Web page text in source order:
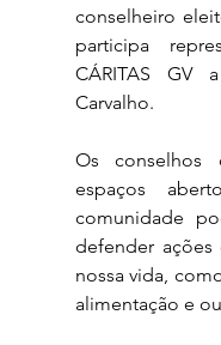
conselheiro
participa
CÁRITAS GV
Carvalho.
Os conselhos
espaços
comunidade
defender
nossa vida,
alimentação e